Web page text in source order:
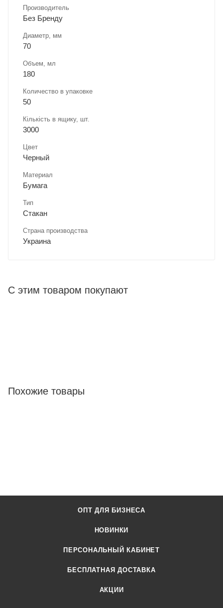
Производитель
Без Бренду
Диаметр, мм
70
Объем, мл
180
Количество в упаковке
50
Кількість в ящику, шт.
3000
Цвет
Черный
Материал
Бумага
Тип
Стакан
Страна производства
Украина
С этим товаром покупают
Похожие товары
ОПТ ДЛЯ БИЗНЕСА
НОВИНКИ
ПЕРСОНАЛЬНЫЙ КАБИНЕТ
БЕСПЛАТНАЯ ДОСТАВКА
АКЦИИ